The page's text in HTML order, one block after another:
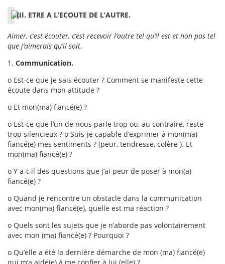
III. ETRE A L’ECOUTE DE L’AUTRE.
Aimer, c’est écouter, c’est recevoir l’autre tel qu’il est et non pas tel
que j’aimerais qu’il soit.
1. Communication.
o Est-ce que je sais écouter ? Comment se manifeste cette
écoute dans mon attitude ?
o Et mon(ma) fiancé(e) ?
o Est-ce que l’un de nous parle trop ou, au contraire, reste
trop silencieux ? o Suis-je capable d’exprimer à mon(ma)
fiancé(e) mes sentiments ? (peur, tendresse, colère ). Et
mon(ma) fiancé(e) ?
o Y a-t-il des questions que j’ai peur de poser à mon(a)
fiancé(e) ?
o Quand je rencontre un obstacle dans la communication
avec mon(ma) fîancé(e), quelle est ma réaction ?
o Quels sont les sujets que je n’aborde pas volontairement
avec mon (ma) fiancé(e) ? Pourquoi ?
o Qu’elle a été la dernière démarche de mon (ma) fiancé(e)
qui m’a aidé(e) à me confier à lui (elle) ?